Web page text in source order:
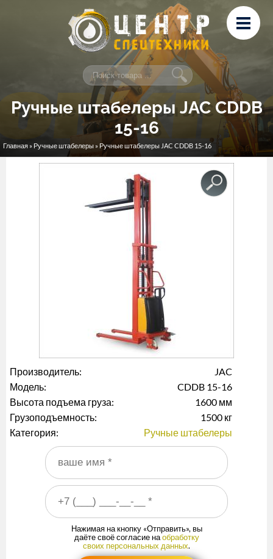
Перейти к основному содержанию
Лизинг
Сервис и ремонт
Контакты
Ручные штабелеры JAC CDDB
15-16
Вы здесь
Главная » Ручные штабелеры » Ручные штабелеры JAC CDDB 15-16
Производитель:
JAC
Модель:
CDDB 15-16
Высота подъема груза:
1600 мм
Грузоподъемность:
1500 кг
Категория:
Ручные штабелеры
Ваше имя
Ваш номер телефона
Нажимая на кнопку «Отправить», вы
даёте своё согласие наобработку
своих персональных данных.